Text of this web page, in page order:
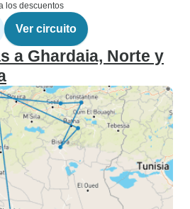
los descuentos
Ver circuito
a Ghardaia, Norte y